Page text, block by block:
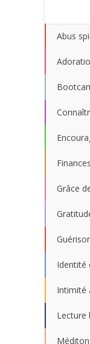
Abus
Finances
Grâce
Identité
Intimité
Lecture